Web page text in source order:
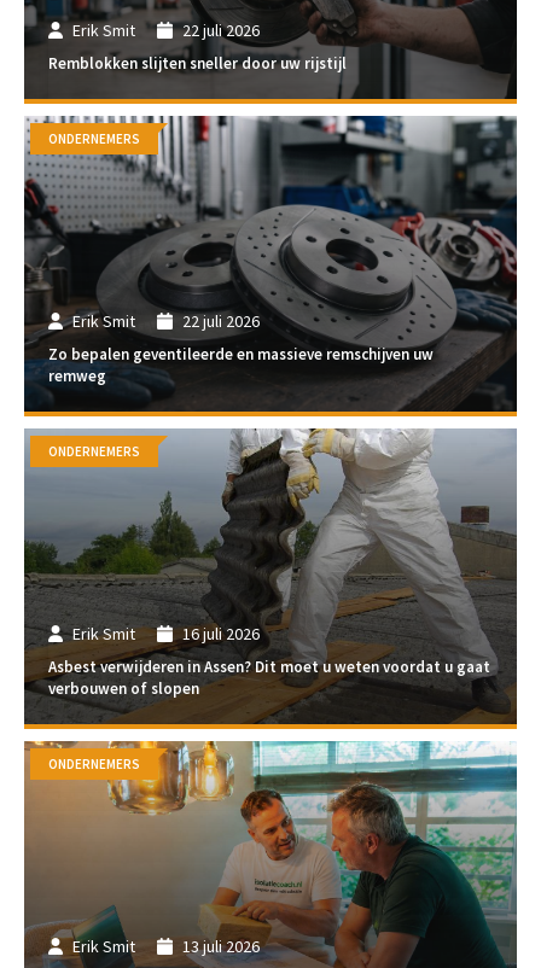
Erik Smit 22 juli 2026
Remblokken slijten sneller door uw rijstijl
Erik Smit 22 juli 2026
Zo bepalen geventileerde en massieve remschijven uw
remweg
ONDERNEMERS
Erik Smit 16 juli 2026
Asbest verwijderen in Assen? Dit moet u weten voordat u gaat
verbouwen of slopen
ONDERNEMERS
Erik Smit 13 juli 2026
ONDERNEMERS